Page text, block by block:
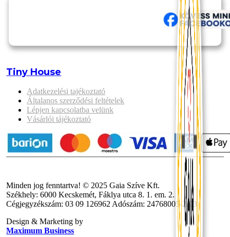
Tiny House
Adatkezelési tajékoztató
Általanos szerződési feltételek
Lépjen kapcsolatba velünk
Vásárlói tájékoztató
Minden jog fenntartva! © 2025 Gaia Szíve Kft.
Székhely: 6000 Kecskemét, Fáklya utca 8. 1. em. 2.
Cégjegyzékszám: 03 09 126962 Adószám: 24768005-2-03
Design & Marketing by
Maximum Business